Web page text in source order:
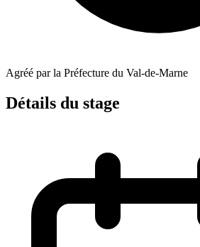
Agréé par la Préfecture du Val-de-Marne
Détails du stage